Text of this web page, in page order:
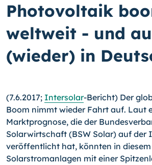
Photovoltaik
weltweit - und
(wieder) in
(7.6.2017; Intersolar-Bericht) Der
Boom nimmt wieder Fahrt auf. Laut
Marktprognose, die der
Solarwirtschaft (BSW Solar) auf der
veröffentlicht hat, könnten in
Solarstromanlagen mit einer